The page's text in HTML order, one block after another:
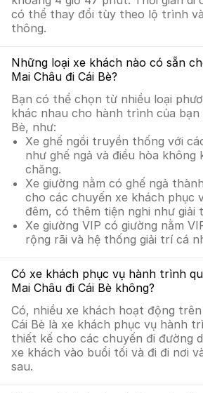
có thể thay đổi tùy theo lộ trình
thông.
Những loại xe khách nào có sẵn
Mai Châu đi Cái Bè?
Bạn có thể chọn từ nhiều loại
khác nhau cho hành trình của bạn
Bè, như:
Xe ghế ngồi truyền thống với
như ghế ngả và điều hòa không
chăng.
Xe giường nằm có ghế ngả
cho các chuyến xe khách phục
đêm, có thêm tiện nghi như giải
Xe giường VIP có giường nằm
rộng rãi và hệ thống giải trí cá
Có xe khách phục vụ hành trình
Mai Châu đi Cái Bè không?
Có, nhiều xe khách hoạt động
Cái Bè là xe khách phục vụ hành
thiết kế cho các chuyến đi đường
xe khách vào buổi tối và đi đi nơi
sau.